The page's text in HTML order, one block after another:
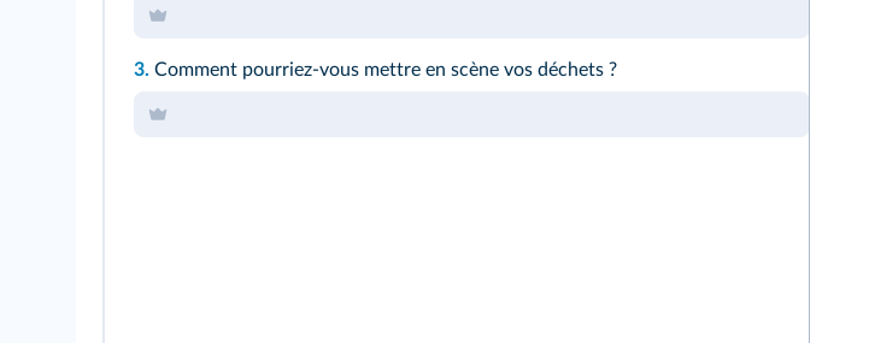
3. Comment pourriez-vous mettre en scène vos déchets ?